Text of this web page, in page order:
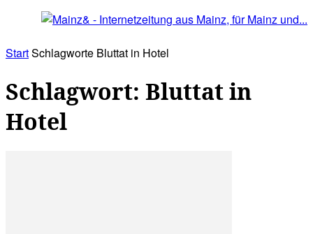
StartSchlagworte Bluttat in Hotel
Schlagwort: Bluttat in
Hotel